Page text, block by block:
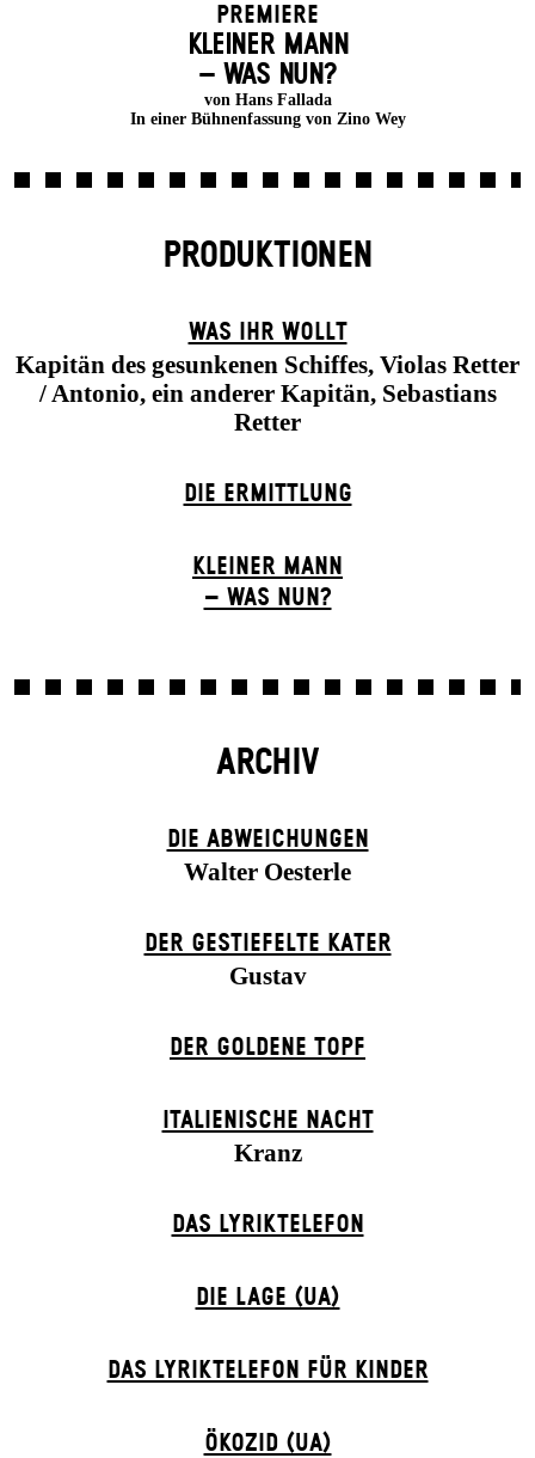
Premiere
KLEINER MANN
– WAS NUN?
von Hans Fallada
In einer Bühnenfassung von Zino Wey
PRODUKTIONEN
WAS IHR WOLLT
Kapitän des gesunkenen Schiffes, Violas Retter
/ Antonio, ein anderer Kapitän, Sebastians
Retter
DIE ERMITTLUNG
KLEINER MANN
– WAS NUN?
ARCHIV
DIE ABWEICHUNGEN
Walter Oesterle
DER GESTIEFELTE KATER
Gustav
DER GOLDENE TOPF
ITALIENISCHE NACHT
Kranz
DAS LYRIKTELEFON
DIE LAGE (UA)
DAS LYRIKTELEFON FÜR KINDER
ÖKOZID (UA)